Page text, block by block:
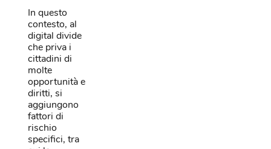
In questo
contesto, al
digital divide
che priva i
cittadini di
molte
opportunità e
diritti, si
aggiungono
fattori di
rischio
specifici, tra